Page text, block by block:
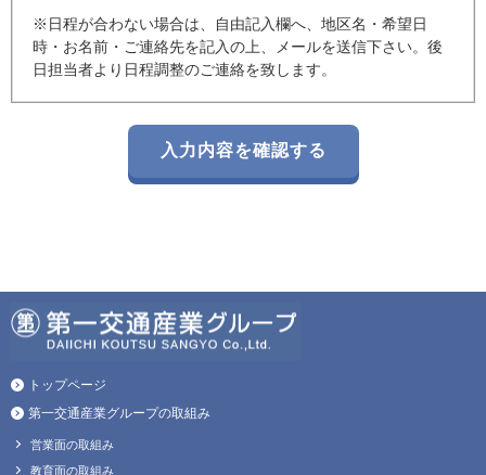
※日程が合わない場合は、自由記入欄へ、地区名・希望日
時・お名前・ご連絡先を記入の上、メールを送信下さい。後
日担当者より日程調整のご連絡を致します。
トップページ
第一交通産業グループの取組み
営業面の取組み
教育面の取組み